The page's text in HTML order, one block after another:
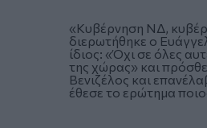
«Κυβέρνηση ΝΔ,
διερωτήθηκε ο
ίδιος: «Όχι σε όλες
της χώρας» και
Βενιζέλος και
έθεσε το ερώτημα